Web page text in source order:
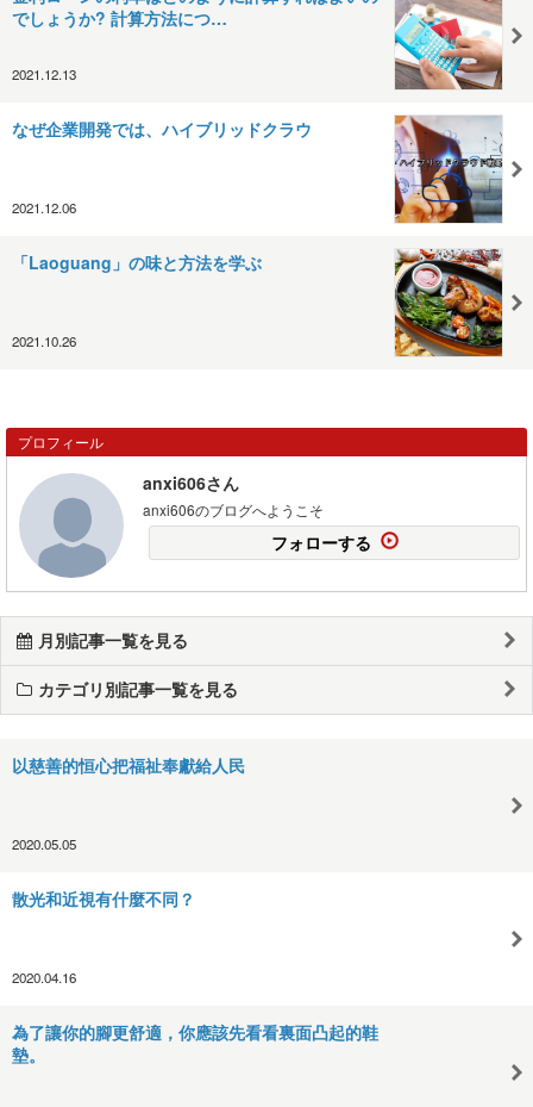
でしょうか? 計算方法につ…
2021.12.13
なぜ企業開発では、ハイブリッドクラウ
2021.12.06
「Laoguang」の味と方法を学ぶ
2021.10.26
プロフィール
anxi606さん
anxi606のブログへようこそ
フォローする
月別記事一覧を見る
カテゴリ別記事一覧を見る
以慈善的恒心把福祉奉獻給人民
2020.05.05
散光和近視有什麼不同？
2020.04.16
為了讓你的腳更舒適，你應該先看看裏面凸起的鞋
墊。